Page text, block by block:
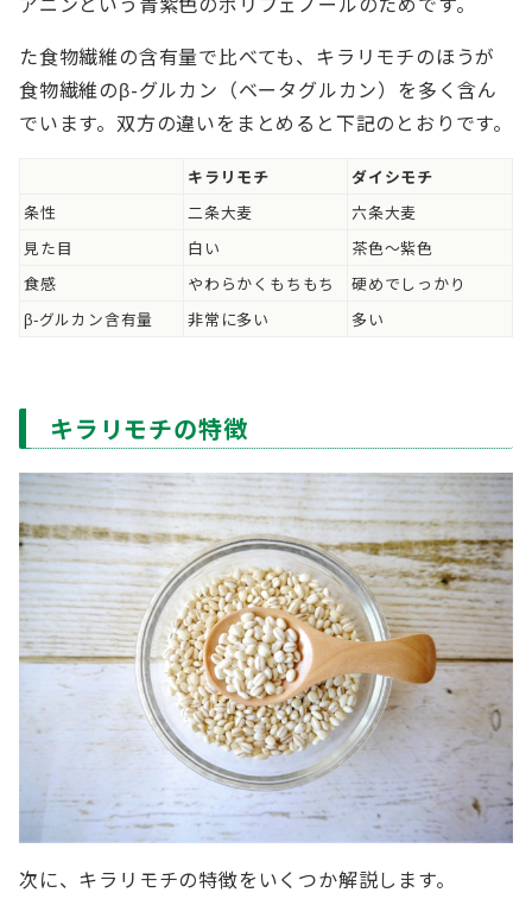
た食物繊維の含有量で比べても、キラリモチのほうが
食物繊維のβ-グルカン（ベータグルカン）を多く含ん
でいます。双方の違いをまとめると下記のとおりです。
キラリモチ
ダイシモチ
条性
二条大麦
六条大麦
見た目
白い
茶色～紫色
食感
やわらかくもちもち
硬めでしっかり
β-グルカン含有量
非常に多い 多い
キラリモチの特徴
次に、キラリモチの特徴をいくつか解説します。